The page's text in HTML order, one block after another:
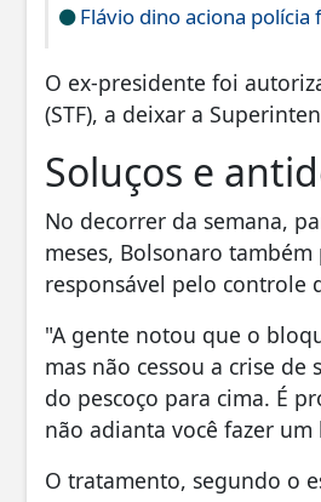
Flávio dino aciona polícia
O ex-presidente foi
(STF), a deixar a
Soluços e
No decorrer da semana,
meses, Bolsonaro
responsável pelo controle
"A gente notou que o
mas não cessou a crise
do pescoço para cima. É
não adianta você fazer
O tratamento, segundo o